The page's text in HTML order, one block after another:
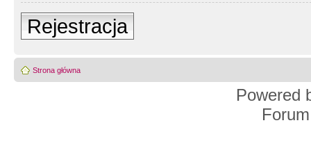
Rejestracja
Strona główna
Powered